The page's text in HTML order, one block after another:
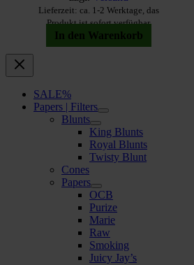
Lieferzeit: ca. 1-2 Werktage, das
Produkt ist sofort verfügbar
In den Warenkorb
SALE%
Papers | Filters
Blunts
King Blunts
Royal Blunts
Twisty Blunt
Cones
Papers
OCB
Purize
Marie
Raw
Smoking
Juicy Jay’s